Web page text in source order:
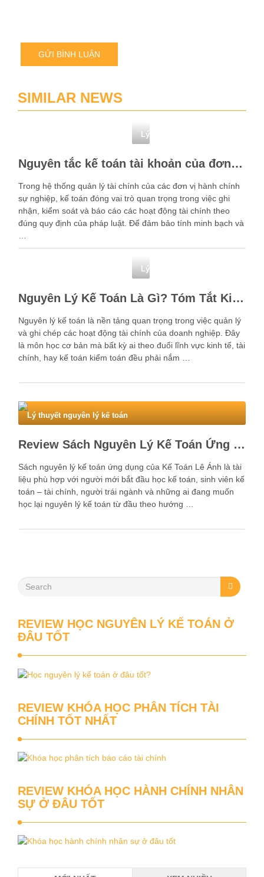
SIMILAR NEWS
Lý thuyết nguyên lý kế toán
Nguyên tắc kế toán tài khoản của đơn vị hành chính sự nghiệp theo thông tư 24
Trong hệ thống quản lý tài chính của các đơn vị hành chính
sự nghiệp, kế toán đóng vai trò quan trọng trong việc ghi
nhận, kiểm soát và báo cáo các hoạt động tài chính theo
đúng quy định của pháp luật. Để đảm bảo tính minh bạch và
…
Lý thuyết nguyên lý kế toán
Nguyên Lý Kế Toán Là Gì? Tóm Tắt Kiến Thức Nguyên Lý Kế Toán
Nguyên lý kế toán là nền tảng quan trọng trong việc quản lý
và ghi chép các hoạt động tài chính của doanh nghiệp. Đây
là môn học cơ bản mà bất kỳ ai theo đuổi lĩnh vực kinh tế, tài
chính, hay kế toán kiểm toán đều phải nắm …
Lý thuyết nguyên lý kế toán
Review Sách Nguyên Lý Kế Toán Ứng Dụng Kế Toán Lê Ánh
Sách nguyên lý kế toán ứng dụng của Kế Toán Lê Ánh là tài
liệu phù hợp với người mới bắt đầu học kế toán, sinh viên kế
toán – tài chính, người trái ngành và những ai đang muốn
học lại nguyên lý kế toán từ đầu theo hướng …
REVIEW HỌC NGUYÊN LÝ KẾ TOÁN Ở
ĐÂU TỐT
REVIEW KHÓA HỌC PHÂN TÍCH TÀI
CHÍNH TỐT NHẤT
REVIEW KHÓA HỌC HÀNH CHÍNH NHÂN
SỰ Ở ĐÂU TỐT